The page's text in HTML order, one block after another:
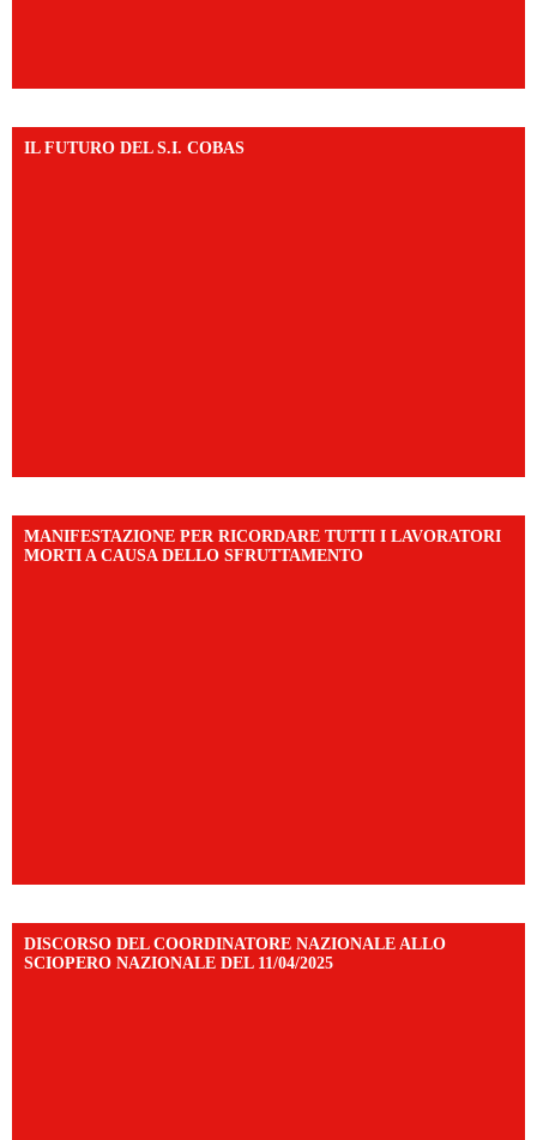
IL FUTURO DEL S.I. COBAS
MANIFESTAZIONE PER RICORDARE TUTTI I LAVORATORI
MORTI A CAUSA DELLO SFRUTTAMENTO
DISCORSO DEL COORDINATORE NAZIONALE ALLO
SCIOPERO NAZIONALE DEL 11/04/2025